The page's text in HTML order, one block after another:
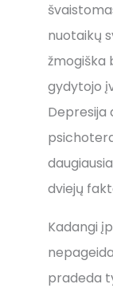
nuotaikų
žmogiška
gydytojo
Depresija
dviejų
Kadangi
pradeda